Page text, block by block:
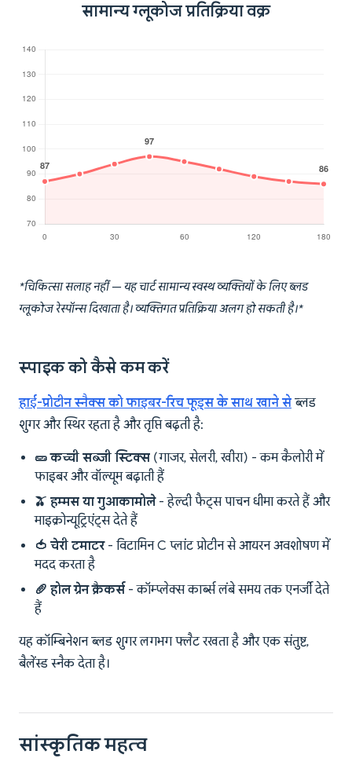
सामान्य ग्लूकोज प्रतिक्रिया वक्र
*चिकित्सा सलाह नहीं — यह चार्ट सामान्य स्वस्थ व्यक्तियों के लिए ब्लड
ग्लूकोज रेस्पॉन्स दिखाता है। व्यक्तिगत प्रतिक्रिया अलग हो सकती है।*
स्पाइक को कैसे कम करें
हाई-प्रोटीन स्नैक्स को फाइबर-रिच फूड्स के साथ खाने से ब्लड
शुगर और स्थिर रहता है और तृप्ति बढ़ती है:
🥒 कच्ची सब्जी स्टिक्स (गाजर, सेलरी, खीरा) - कम कैलोरी में
फाइबर और वॉल्यूम बढ़ाती हैं
🫒 हम्मस या गुआकामोले- हेल्दी फैट्स पाचन धीमा करते हैं और
माइक्रोन्यूट्रिएंट्स देते हैं
🍅 चेरी टमाटर- विटामिन C प्लांट प्रोटीन से आयरन अवशोषण में
मदद करता है
🥖 होल ग्रेन क्रैकर्स - कॉम्प्लेक्स कार्ब्स लंबे समय तक एनर्जी देते
हैं
यह कॉम्बिनेशन ब्लड शुगर लगभग फ्लैट रखता है और एक संतुष्ट,
बैलेंस्ड स्नैक देता है।
सांस्कृतिक महत्व